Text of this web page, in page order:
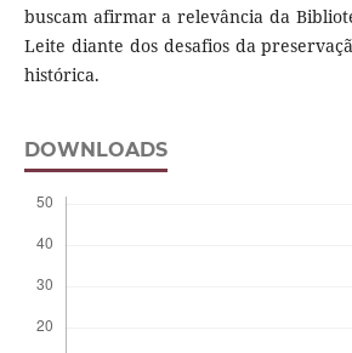
buscam afirmar a relevância da
Leite diante dos desafios da
histórica.
DOWNLOADS